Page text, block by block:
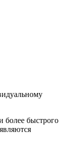
более быстрого